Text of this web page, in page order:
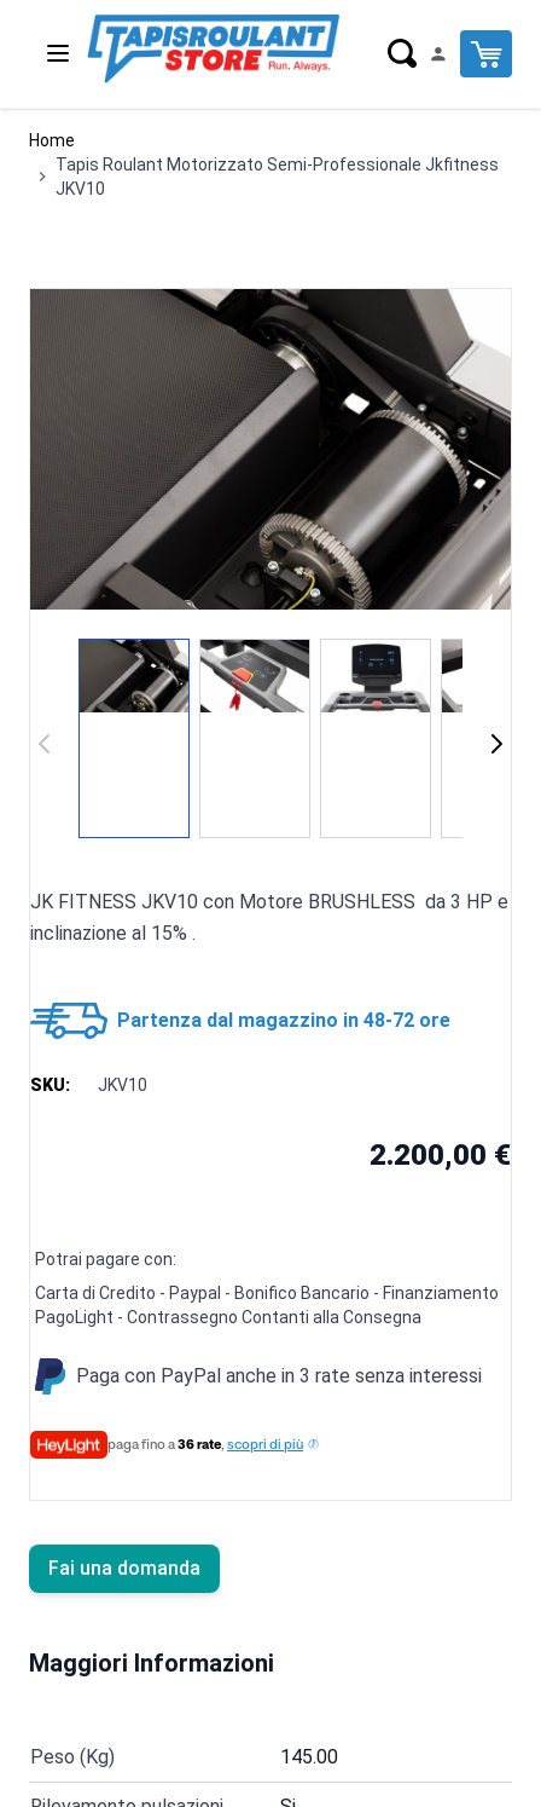
Salta al contenuto
Cart
Home
Tapis Roulant Motorizzato Semi-Professionale Jkfitness
JKV10
JK FITNESS JKV10 con Motore BRUSHLESS da 3 HP e
inclinazione al 15% .
Partenza dal magazzino in 48-72 ore
SKU: JKV10
2.200,00 €
Potrai pagare con:
Carta di Credito - Paypal - Bonifico Bancario - Finanziamento
PagoLight - Contrassegno Contanti alla Consegna
Paga con PayPal anche in 3 rate senza interessi
paga fino a36 rate, scopri di più
Fai una domanda
Maggiori Informazioni
Peso (Kg) 145.00